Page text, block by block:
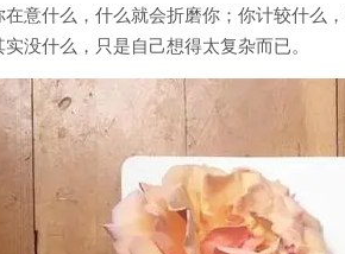
在意什么，什么就会折磨你；你计较什么
没什么，只是自己想得太复杂而已。